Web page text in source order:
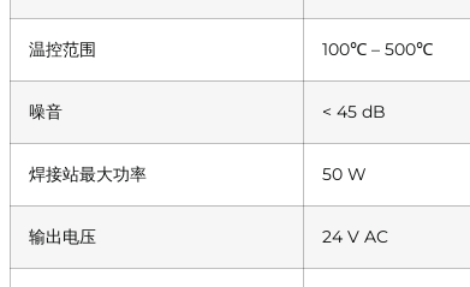
温控范围 100℃ – 500℃
噪音 < 45 dB
焊接站最大功率 50 W
输出电压 24 V AC